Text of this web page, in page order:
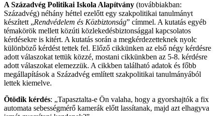
A Századvég Politikai Iskola Alapítvány (továbbiakban:
Századvég) néhány héttel ezelőtt egy szakpolitikai tanulmányt
készített „Rendvédelem és Közbiztonság” címmel. A kutatás egyéb
témakörök mellett közúti közlekedésbiztonsággal kapcsolatos
kérdésekre is kitért. A kutatás során a megkérdezetteknek nyolc
különböző kérdést tettek fel. Előző cikkünken az első négy kérdésre
adott válaszokat tettük közzé, mostani cikkünkben az 5-8. kérdésre
adott válaszokat elemezzük. A cikkben található adatok és főbb
megállapítások a Századvég említett szakpolitikai tanulmányából
lettek kiemelve.
Ötödik kérdés: „Tapasztalta-e Ön valaha, hogy a gyorshajtók a fix
automata sebességmérő kamerák előtt lassítanak, majd azt elhagyva